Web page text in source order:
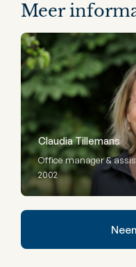
Meer
Claudia Tillemans
Office manager &
2002